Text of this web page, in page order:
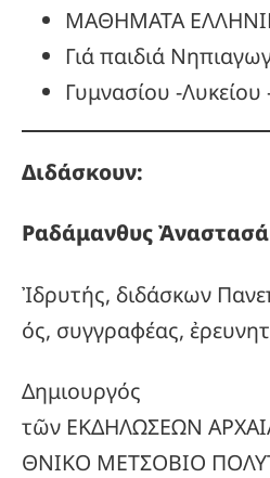
ΜΑΘΗΜΑΤΑ
Γιά παιδιά
Γυμνασίου -
Διδάσκουν:
Ραδάμανθυς
Ἰδρυτής, διδάσκων
ός, συγγραφέας,
Δημιουργός
τῶν ΕΚΔΗΛΩΣΕΩΝ
ΘΝΙΚΟ ΜΕΤΣΟΒΙΟ